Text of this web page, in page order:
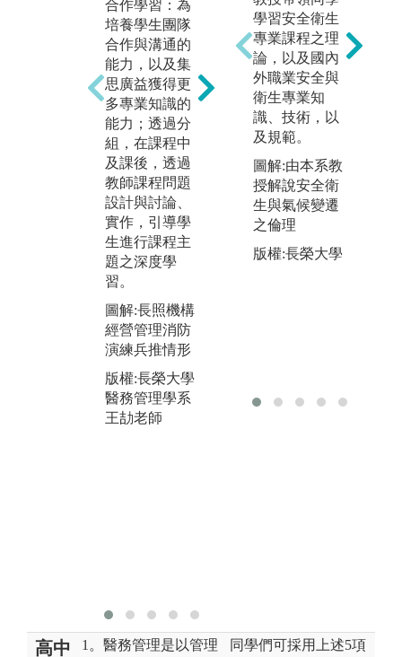
合作學習：為
培養學生團隊
合作與溝通的
能力，以及集
思廣益獲得更
多專業知識的
能力；透過分
組，在課程中
及課後，透過
教師課程問題
設計與討論、
實作，引導學
生進行課程主
題之深度學
習。
圖解:長照機構
經營管理消防
演練兵推情形
版權:長榮大學
醫務管理學系
王劼老師
識之能力，教
師設計醫療與
管理專業情境
問題，透過問
題設計，使學
生於特定情境
中進行學理與
論。
圖解:問題導向
學習-模擬記者
案
學習安全衛生
專業課程之理
論，以及國內
外職業安全與
衛生專業知
識、技術，以
及規範。
圖解:由本系教
授解說安全衛
生與氣候變遷
之倫理
版權:長榮大學
高中
1。醫務管理是以管理
同學們可採用上述5項